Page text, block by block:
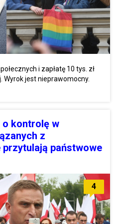
i zapłatę 10 tys. zł
jest nieprawomocny.
o kontrolę w
z
państwowe
4